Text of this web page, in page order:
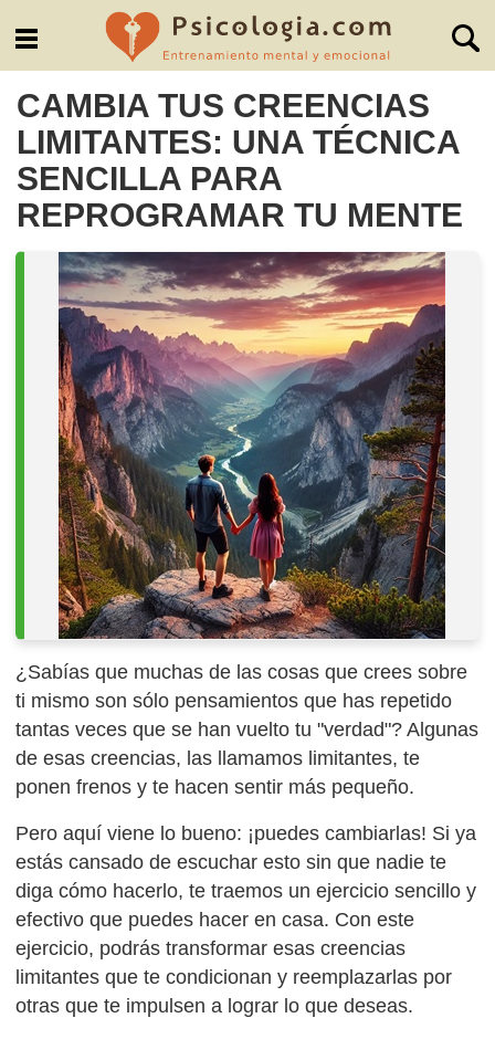
CAMBIA TUS CREENCIAS
LIMITANTES: UNA TÉCNICA
SENCILLA PARA
REPROGRAMAR TU MENTE
¿Sabías que muchas de las cosas que crees sobre
ti mismo son sólo pensamientos que has repetido
tantas veces que se han vuelto tu "verdad"? Algunas
de esas creencias, las llamamos limitantes, te
ponen frenos y te hacen sentir más pequeño.
Pero aquí viene lo bueno: ¡puedes cambiarlas! Si ya
estás cansado de escuchar esto sin que nadie te
diga cómo hacerlo, te traemos un ejercicio sencillo y
efectivo que puedes hacer en casa. Con este
ejercicio, podrás transformar esas creencias
limitantes que te condicionan y reemplazarlas por
otras que te impulsen a lograr lo que deseas.